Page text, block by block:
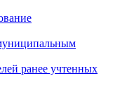
ранее учтенных